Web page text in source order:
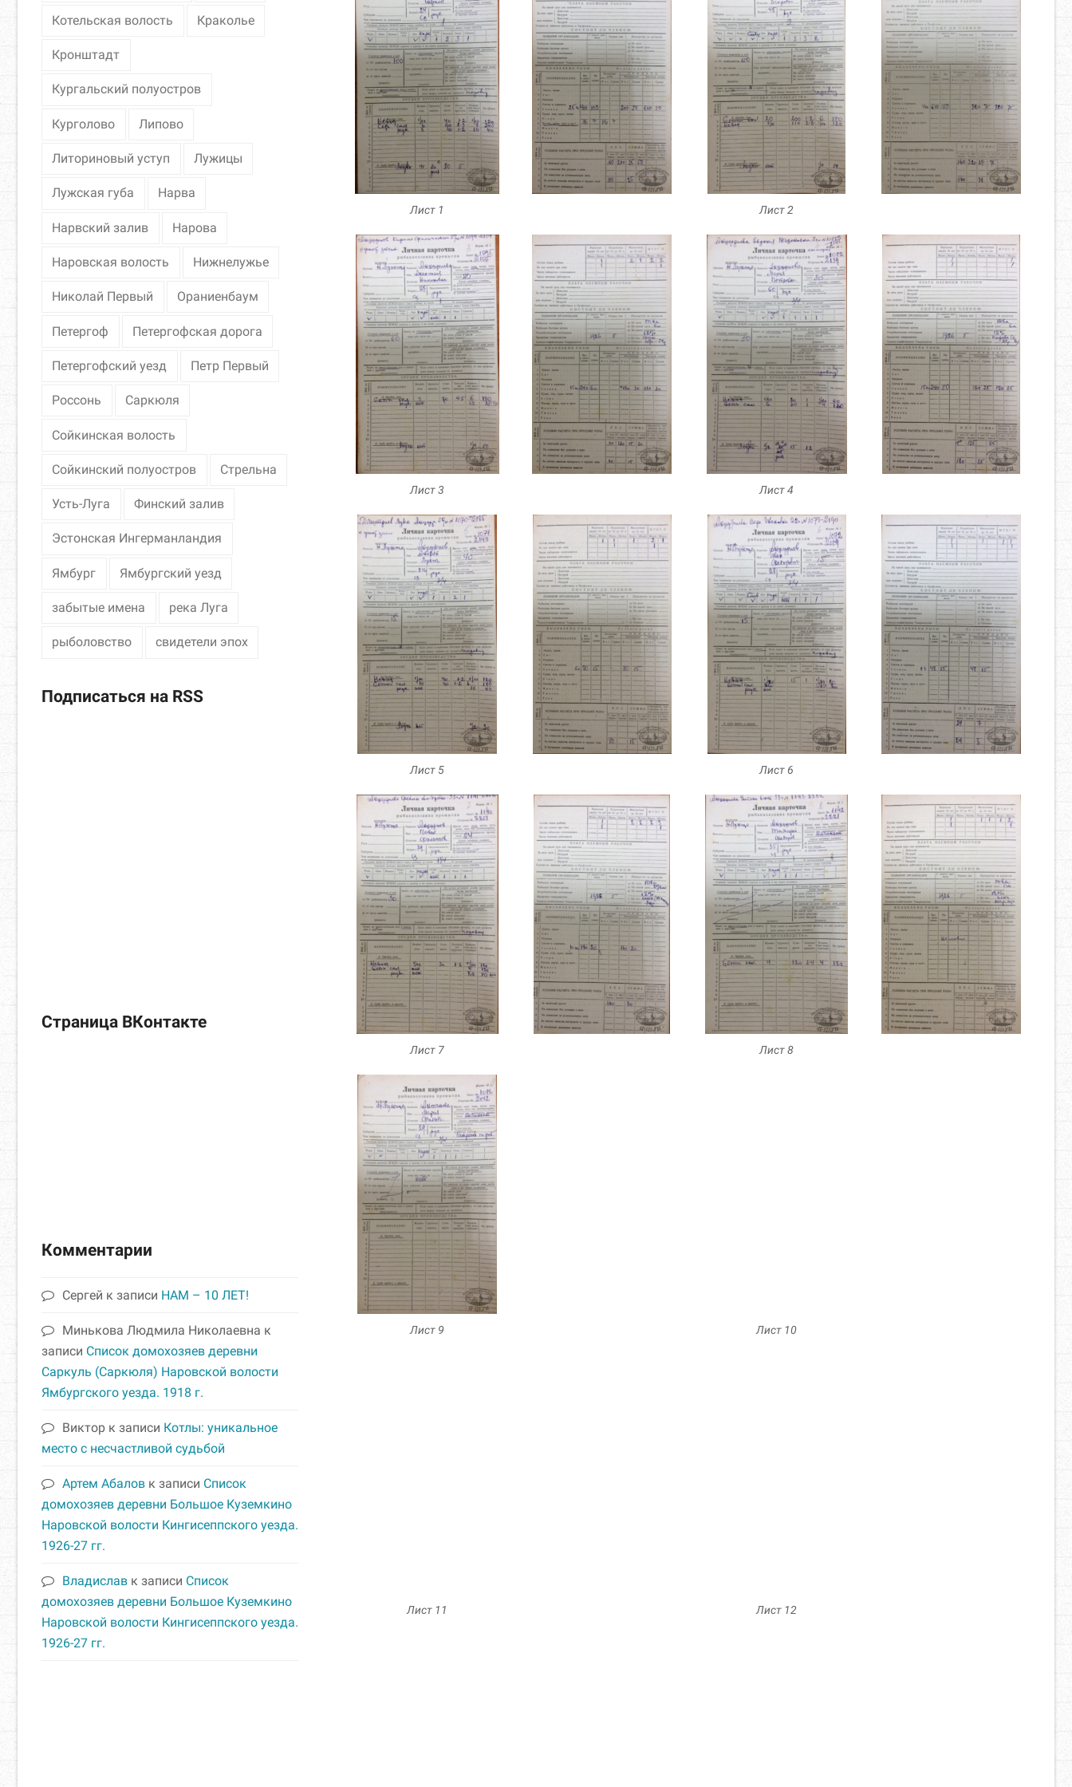
Лист 1 Лист 2
Лист 3 Лист 4
Лист 5 Лист 6
Лист 7 Лист 8
Лист 9 Лист 10
Лист 11 Лист 12
Котельская волость Краколье
Кронштадт
Кургальский полуостров
Курголово Липово
Литориновый уступ Лужицы
Лужская губа Нарва
Нарвский залив Нарова
Наровская волость Нижнелужье
Николай Первый Ораниенбаум
Петергоф Петергофская дорога
Петергофский уезд Петр Первый
Россонь Саркюля
Сойкинская волость
Сойкинский полуостров Стрельна
Усть-Луга Финский залив
Эстонская Ингерманландия
Ямбург Ямбургский уезд
забытые имена река Луга
рыболовство свидетели эпох
Подписаться на RSS
Страница ВКонтакте
Саркуль (Саркюля) Наровской волости
Виктор
место с несчастливой судьбой
Артем Абалов к записи
Список
домохозяев деревни Большое Куземкино
Наровской волости Кингисеппского уезда.
1926-27 гг.
к записи
домохозяев деревни Большое Куземкино
Наровской волости Кингисеппского уезда.
1926-27 гг.
Маркетинг
Делясь своими
интересами и
информацией о вашем
поведении во время
посещения нашего
сайта, вы повышаете
вероятность того, что
будете получать
персонализированный
контент и